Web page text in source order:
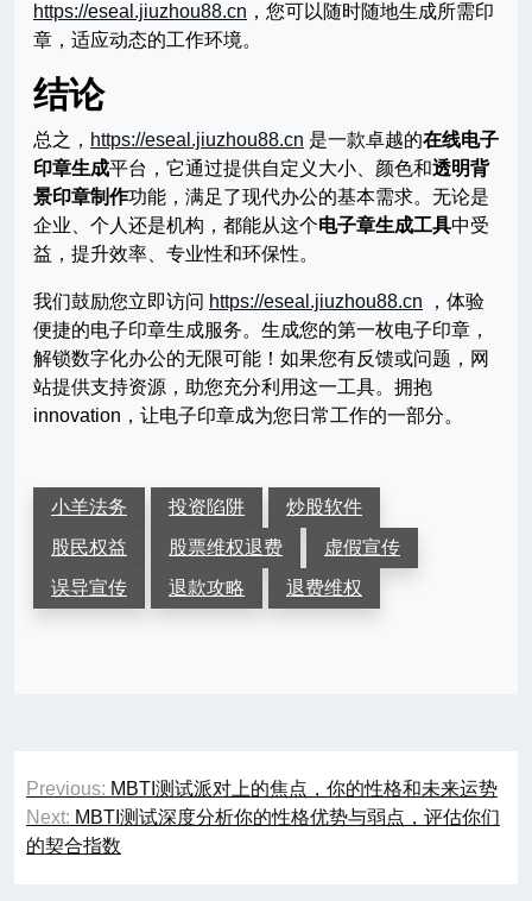
https://eseal.jiuzhou88.cn ，您可以随时随地生成所需印
章，适应动态的工作环境。
结论
总之， https://eseal.jiuzhou88.cn 是一款卓越的在线电子
印章生成平台，它通过提供自定义大小、颜色和透明背
景印章制作功能，满足了现代办公的基本需求。无论是
企业、个人还是机构，都能从这个电子章生成工具中受
益，提升效率、专业性和环保性。
我们鼓励您立即访问 https://eseal.jiuzhou88.cn ，体验
便捷的电子印章生成服务。生成您的第一枚电子印章，
解锁数字化办公的无限可能！如果您有反馈或问题，网
站提供支持资源，助您充分利用这一工具。拥抱
innovation，让电子印章成为您日常工作的一部分。
小羊法务 投资陷阱
炒股软件
股民权益
股票维权退费
虚假宣传
误导宣传
退款攻略 退费维权
文
章
导
Previous: MBTI测试派对上的焦点，你的性格和未来运势
Next: MBTI测试深度分析你的性格优势与弱点，评估你们
的契合指数